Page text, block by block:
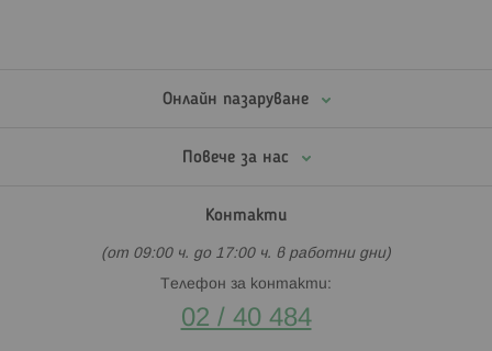
Онлайн пазаруване
Повече за нас
Контакти
(от 09:00 ч. до 17:00 ч. в работни дни)
Телефон за контакти:
02 / 40 484